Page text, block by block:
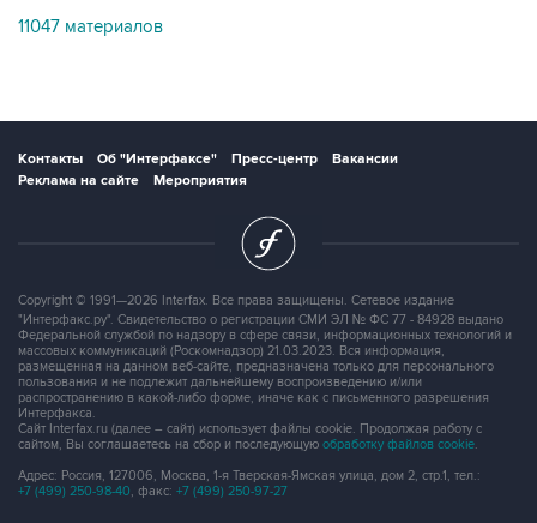
Copyright © 1991—2026 Interfax. Все права защищены. Сетевое издание
"Интерфакс.ру". Свидетельство о регистрации СМИ ЭЛ № ФС 77 - 84928 выдано
массовых коммуникаций (Роскомнадзор) 21.03.2023. Вся информация,
размещенная на данном веб-сайте, предназначена только для персонального
пользования и не подлежит дальнейшему воспроизведению и/или
распространению в какой-либо форме, иначе как с письменного разрешения
Интерфакса.
Сайт Interfax.ru (далее – сайт) использует файлы cookie. Продолжая работу с
сайтом, Вы соглашаетесь на сбор и последующую обработку файлов cookie.
Адрес: Россия, 127006, Москва, 1-я Тверская-Ямская улица, дом 2, стр.1, тел.:
+7 (499) 250-98-40, факс: +7 (499) 250-97-27
Продукты информационной группы